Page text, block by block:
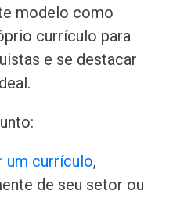
modelo como
currículo para
e se destacar
um currículo,
de seu setor ou